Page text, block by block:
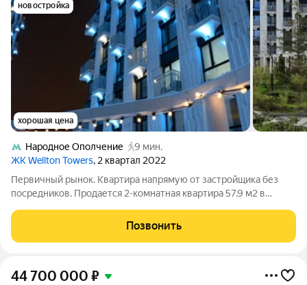
новостройка
хорошая цена
Народное Ополчение
9 мин.
ЖК Wellton Towers, 2 квартал 2022
Первичный рынок. Квартира напрямую от застройщика без
посредников. Продается 2-комнатная квартира 57.9 м2 в
из самых узнаваемых жилых комплексов северо-запада
Москвы. Проект входит в состав
Позвонить
44 700 000 ₽